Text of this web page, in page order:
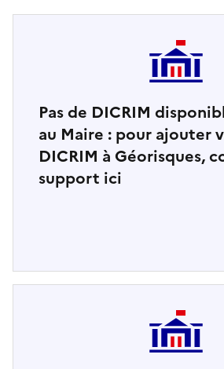
Pas de DICRIM
au Maire : pour ajouter
DICRIM à Géorisques,
support ici